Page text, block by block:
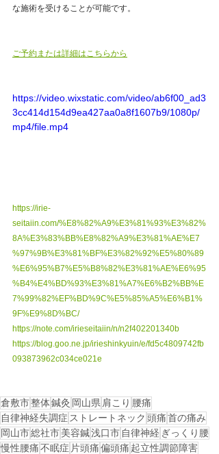
な施術を受けることが可能です。
ご予約または詳細はこちらから
https://video.wixstatic.com/video/ab6f00_ad3
3cc414d154d9ea427aa0a8f1607b9/1080p/
mp4/file.mp4
https://irie-
seitaiin.com/%E8%82%A9%E3%81%93%E3%82%
8A%E3%83%BB%E8%82%A9%E3%81%AE%E7
%97%9B%E3%81%BF%E3%82%92%E5%80%89
%E6%95%B7%E5%B8%82%E3%81%AE%E6%95
%B4%E4%BD%93%E3%81%A7%E6%B2%BB%E
7%99%82%EF%BD%9C%E5%85%A5%E6%B1%
9F%E9%8D%BC/
https://note.com/irieseitaiin/n/n2f402201340b
https://blog.goo.ne.jp/irieshinkyuin/e/fd5c4809742fb
093873962c034ce021e
倉敷市整体鍼灸 岡山県 肩こり 腰痛
自律神経失調症 ストレートネック 頭痛首の痛み
岡山市総社市美容鍼浅口市 自律神経 ぎっくり腰
慢性腰痛不眠症 片頭痛偏頭痛 起立性調節障害